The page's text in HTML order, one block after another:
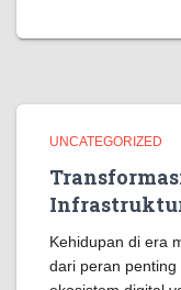
UNCATEGORIZED
Kehidupan di era
dari peran